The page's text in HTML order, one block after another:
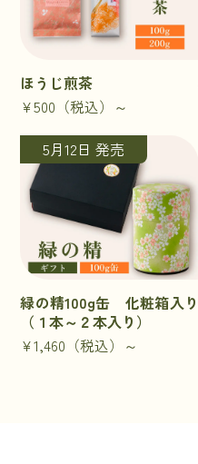
ほうじ煎茶
¥500 （税込）～
5月12日 発売
緑の精100g缶 化粧箱入り
（１本～２本入り）
¥1,460 （税込）～